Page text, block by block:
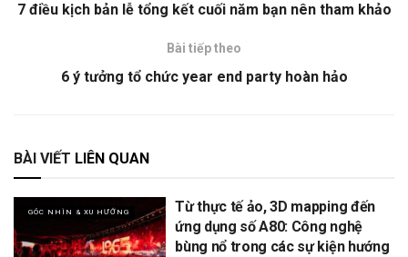
7 điều kịch bản lễ tổng kết cuối năm bạn nên tham khảo
Bài tiếp theo
6 ý tưởng tổ chức year end party hoàn hảo
BÀI VIẾT LIÊN QUAN
GÓC NHÌN & XU HƯỚNG
Từ thực tế ảo, 3D mapping đến
ứng dụng số A80: Công nghệ
bùng nổ trong các sự kiện hướng